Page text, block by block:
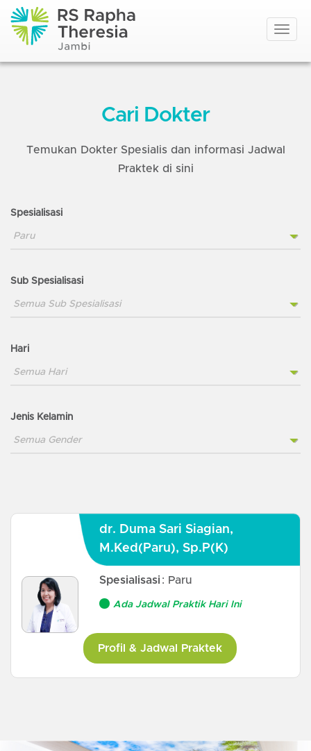
Toggle
Cari Dokter
Temukan Dokter Spesialis dan informasi Jadwal
Praktek di sini
Spesialisasi
Sub Spesialisasi
Hari
Jenis Kelamin
dr. Duma Sari Siagian,
M.Ked(Paru), Sp.P(K)
Spesialisasi : Paru
Ada Jadwal Praktik Hari Ini
Profil & Jadwal Praktek